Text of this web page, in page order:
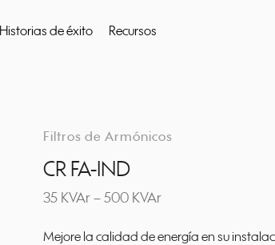
Historias de éxito Recursos
Filtros de Armónicos
CR FA-IND
35 KVAr – 500 KVAr
Mejore la calidad de energía en su